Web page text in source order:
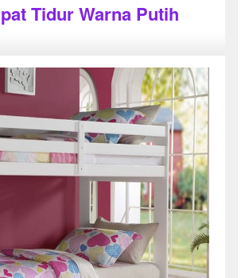
Tidur Warna Putih